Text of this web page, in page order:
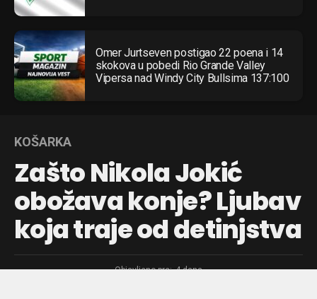
Omer Jurtseven postigao 22 poena i 14
skokova u pobedi Rio Grande Valley
Vipersa nad Windy City Bullsima 137:100
KOŠARKA
Zašto Nikola Jokić
obožava konje? Ljubav
koja traje od detinjstva
Objavljeno pre: 4 dana